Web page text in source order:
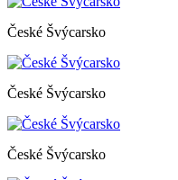
České Švýcarsko
České Švýcarsko
České Švýcarsko